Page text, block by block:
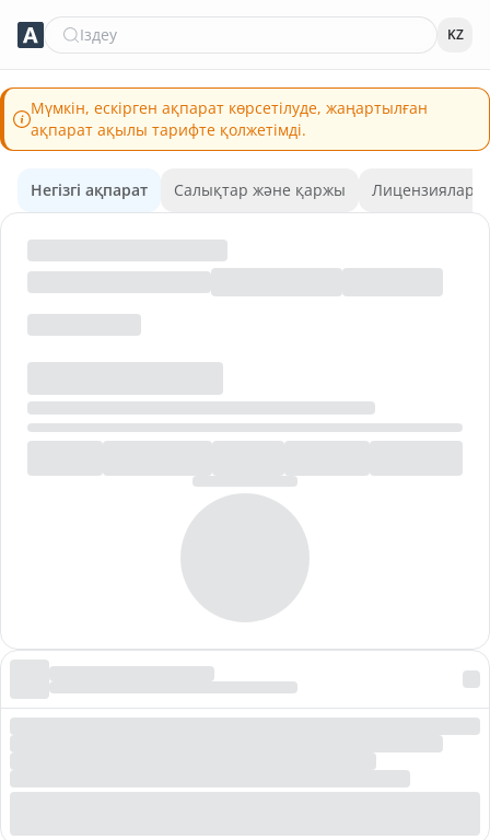
Іздеу KZ
Мүмкін, ескірген ақпарат көрсетілуде, жаңартылған
ақпарат ақылы тарифте қолжетімді.
Негізгі ақпарат Салықтар және қаржы Лицензиялар